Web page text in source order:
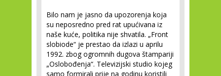
Bilo nam je jasno da upozorenja koja
su neposredno pred rat upućivana iz
naše kuće, politika nije shvatila. „Front
slobiode“ je prestao da izlazi u aprilu
1992. zbog ogromnih dugova štampariji
„Oslobođenja“. Televizijski studio kojeg
samo formirali prije na godinu koristili